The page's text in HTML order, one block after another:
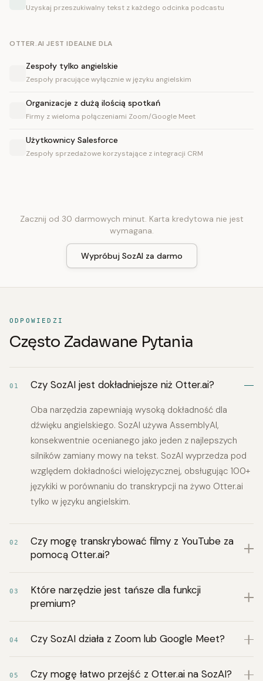
Uzyskaj przeszukiwalny tekst z każdego odcinka podcastu
OTTER.AI JEST IDEALNE DLA
Zespoły tylko angielskie
Zespoły pracujące wyłącznie w języku angielskim
Organizacje z dużą ilością spotkań
Firmy z wieloma połączeniami Zoom/Google Meet
Użytkownicy Salesforce
Zespoły sprzedażowe korzystające z integracji CRM
Zacznij od 30 darmowych minut. Karta kredytowa nie jest
wymagana.
Wypróbuj SozAI za darmo
ODPOWIEDZI
Często Zadawane Pytania
01 Czy SozAI jest dokładniejsze niż Otter.ai?
Oba narzędzia zapewniają wysoką dokładność dla
dźwięku angielskiego. SozAI używa AssemblyAI,
konsekwentnie ocenianego jako jeden z najlepszych
silników zamiany mowy na tekst. SozAI wyprzedza pod
względem dokładności wielojęzycznej, obsługując 100+
językiki w porównaniu do transkrypcji na żywo Otter.ai
tylko w języku angielskim.
02
Czy mogę transkrybować filmy z YouTube za
pomocą Otter.ai?
03
Które narzędzie jest tańsze dla funkcji
premium?
04 Czy SozAI działa z Zoom lub Google Meet?
05 Czy mogę łatwo przejść z Otter.ai na SozAI?